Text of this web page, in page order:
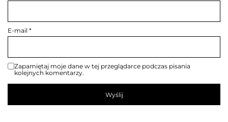
E-mail *
Zapamiętaj moje dane w tej przeglądarce podczas pisania
kolejnych komentarzy.